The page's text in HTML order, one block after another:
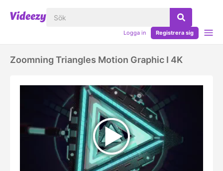
Logga in Registrera sig
Zoomning Triangles Motion Graphic I 4K